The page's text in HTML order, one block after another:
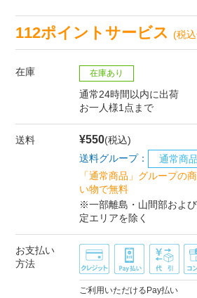
112ポイントサービス(税
在庫 在庫あり
通常24時間以内に出荷
お一人様1点まで
送料 ¥550(税込)
送料グループ：
通常商品
「通常商品」グループの
い物で無料
※一部離島・山間部およ
定エリアを除く
お支払い
方法
ご利用いただけるPay払い